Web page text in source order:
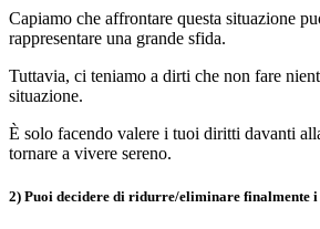
Capiamo che affrontare questa situazione
rappresentare una grande sfida.
Tuttavia, ci teniamo a dirti che non fare
situazione.
È solo facendo valere i tuoi diritti davanti
tornare a vivere sereno.
2) Puoi decidere di ridurre/eliminare finalmente